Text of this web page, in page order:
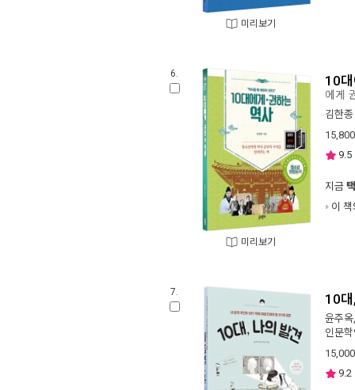
미리보기
6.
미리보기
10
에게
김한종
15,800
9.5
지금
이
7. 10
윤주옥
인문
15,000
9.2